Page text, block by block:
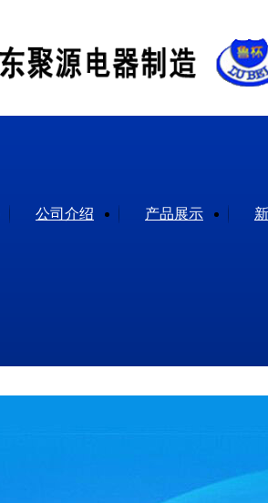
公司介绍 产品展示